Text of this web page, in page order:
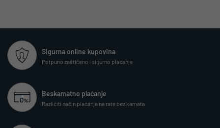
Sigurna online kupovina
Potpuno zaštićeno i sigurno plaćanje
Beskamatno plaćanje
Različiti način plaćanja na rate bez kamata